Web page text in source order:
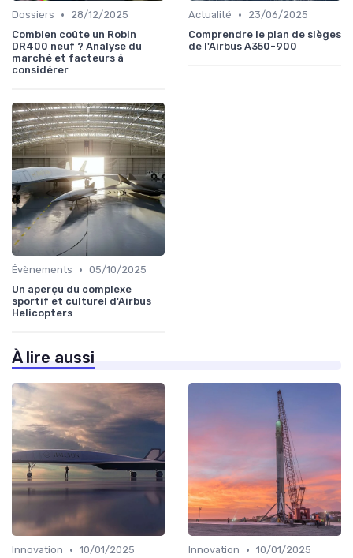
Dossiers •
28/12/2025
Combien coûte un Robin
DR400 neuf ? Analyse du
marché et facteurs à
considérer
Actualité •
23/06/2025
Comprendre le plan de sièges
de l'Airbus A350-900
Évènements • 05/10/2025
Un aperçu du complexe
sportif et culturel d'Airbus
Helicopters
À lire aussi
Innovation • 10/01/2025
Innovation • 10/01/2025